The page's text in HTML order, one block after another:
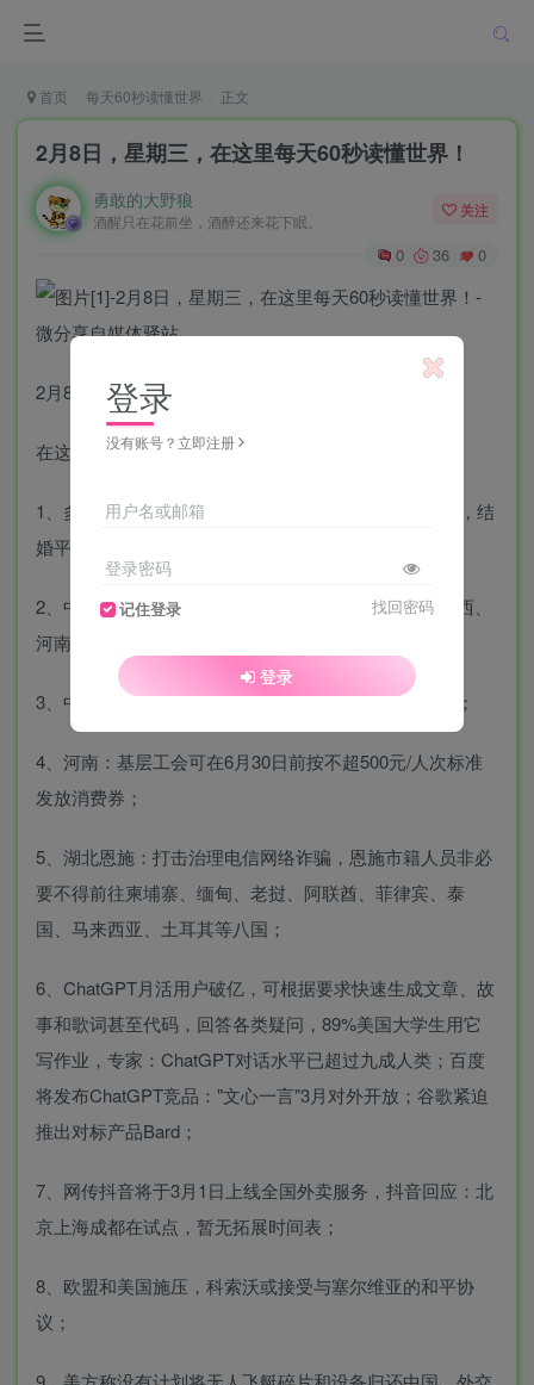
首页 每天60秒读懂世界 正文
2月8日，星期三，在这里每天60秒读懂世界！
勇敢的大野狼
酒醒只在花前坐，酒醉还来花下眠。
关注
0 36 0
2月8日，农历正月十八，星期三！
在这里，每天60秒读懂世界！
1、多地公布2022年度婚姻大数据：离婚人数均在增加，结
婚平均年龄超30岁，"姐弟恋"比例持续上升；
2、中央气象台：暴雪蓝色预警发布，甘肃、宁夏、陕西、
河南等局地积雪可达10厘米以上；
3、中国与巴西签署建立人民币清算安排的合作备忘录；
4、河南：基层工会可在6月30日前按不超500元/人次标准
发放消费券；
5、湖北恩施：打击治理电信网络诈骗，恩施市籍人员非必
要不得前往柬埔寨、缅甸、老挝、阿联酋、菲律宾、泰
国、马来西亚、土耳其等八国；
6、ChatGPT月活用户破亿，可根据要求快速生成文章、故
事和歌词甚至代码，回答各类疑问，89%美国大学生用它
写作业，专家：ChatGPT对话水平已超过九成人类；百度
将发布ChatGPT竞品："文心一言"3月对外开放；谷歌紧迫
推出对标产品Bard；
7、网传抖音将于3月1日上线全国外卖服务，抖音回应：北
京上海成都在试点，暂无拓展时间表；
8、欧盟和美国施压，科索沃或接受与塞尔维亚的和平协
议；
登录
没有账号？立即注册
用户名或邮箱
登录密码
记住登录 找回密码
登录